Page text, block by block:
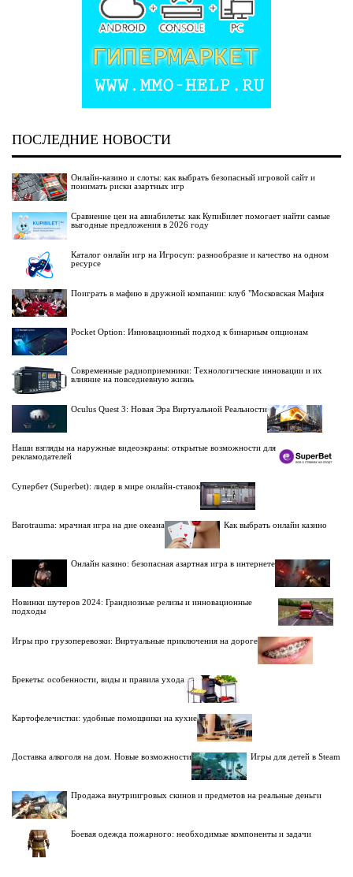
ПОСЛЕДНИЕ НОВОСТИ
Онлайн-казино и слоты: как выбрать безопасный игровой сайт и
понимать риски азартных игр
Сравнение цен на авиабилеты: как КупиБилет помогает найти самые
выгодные предложения в 2026 году
Каталог онлайн игр на Игросуп: разнообразие и качество на одном
ресурсе
Поиграть в мафию в дружной компании: клуб "Московская Мафия
Pocket Option: Инновационный подход к бинарным опционам
Современные радиоприемники: Технологические инновации и их
влияние на повседневную жизнь
Oculus Quest 3: Новая Эра Виртуальной Реальности
Наши взгляды на наружные видеоэкраны: открытые возможности для
рекламодателей
Супербет (Superbet): лидер в мире онлайн-ставок
Barotrauma: мрачная игра на дне океана Как выбрать онлайн казино
Онлайн казино: безопасная азартная игра в интернете
Новинки шутеров 2024: Грандиозные релизы и инновационные
подходы
Игры про грузоперевозки: Виртуальные приключения на дороге
Брекеты: особенности, виды и правила ухода
Картофелечистки: удобные помощники на кухне
Доставка алкоголя на дом. Новые возможности Игры для детей в Steam
Продажа внутриигровых скинов и предметов на реальные деньги
Боевая одежда пожарного: необходимые компоненты и задачи